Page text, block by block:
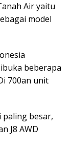
Air yaitu
model
beberapa
700an unit
paling besar,
J8 AWD